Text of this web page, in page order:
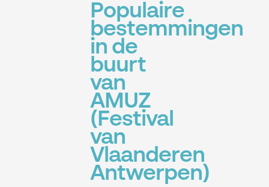
Populaire
bestemmingen
in de
buurt
van
AMUZ
(Festival
van
Vlaanderen
Antwerpen)